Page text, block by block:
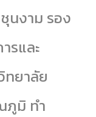
นงาม รอง
รและ
ทยาลัย
ภูมิ ทำ